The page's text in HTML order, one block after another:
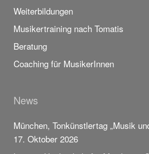
Weiterbildungen
Musikertraining nach Tomatis
Beratung
Coaching für MusikerInnen
News
München, Tonkünstlertag „Musik
17. Oktober 2026